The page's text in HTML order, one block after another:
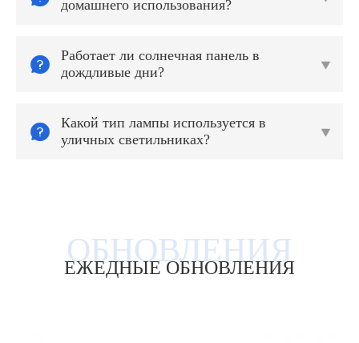
домашнего использования?

Работает ли солнечная панель в
дождливые дни?


Какой тип лампы используется в
уличных светильниках?

ЕЖЕДНЫЕ ОБНОВЛЕНИЯ